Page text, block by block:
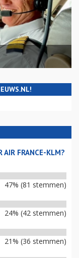
AIR FRANCE-KLM?
47% (81 stemmen)
24% (42 stemmen)
21% (36 stemmen)